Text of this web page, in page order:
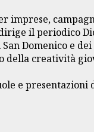
imprese,
il periodico
Domenico e
creatività
e